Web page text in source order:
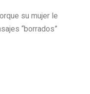
su mujer le
“borrados”